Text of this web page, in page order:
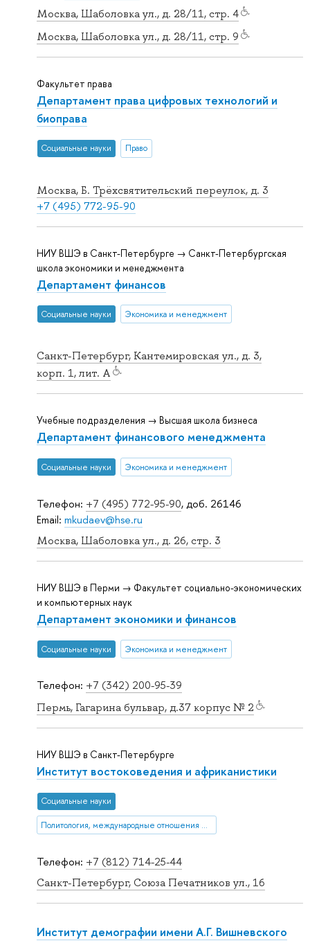
Москва, Шаболовка ул., д. 28/11, стр. 4
Москва, Шаболовка ул., д. 28/11, стр. 9
Москва, Б. Трёхсвятительский переулок, д. 3
+7 (495) 772-95-90
Факультет права
Департамент права цифровых технологий и
биоправа
Социальные науки Право
Санкт-Петербург, Кантемировская ул., д. 3,
корп. 1, лит. А
НИУ ВШЭ в Санкт-Петербурге → Санкт-Петербургская
школа экономики и менеджмента
Департамент финансов
Социальные науки Экономика и менеджмент
Телефон: +7 (495) 772-95-90, доб. 26146
Email: mkudaev@hse.ru
Москва, Шаболовка ул., д. 26, стр. 3
Учебные подразделения → Высшая школа бизнеса
Департамент финансового менеджмента
Социальные науки Экономика и менеджмент
Телефон: +7 (342) 200-95-39
Пермь, Гагарина бульвар, д.37 корпус № 2
НИУ ВШЭ в Перми → Факультет социально-экономических
и компьютерных наук
Департамент экономики и финансов
Социальные науки Экономика и менеджмент
Телефон: +7 (812) 714-25-44
Санкт-Петербург, Союза Печатников ул., 16
НИУ ВШЭ в Санкт-Петербурге
Институт востоковедения и африканистики
Социальные науки
Политология, международные отношения и ГМУ
Институт демографии имени А.Г. Вишневского